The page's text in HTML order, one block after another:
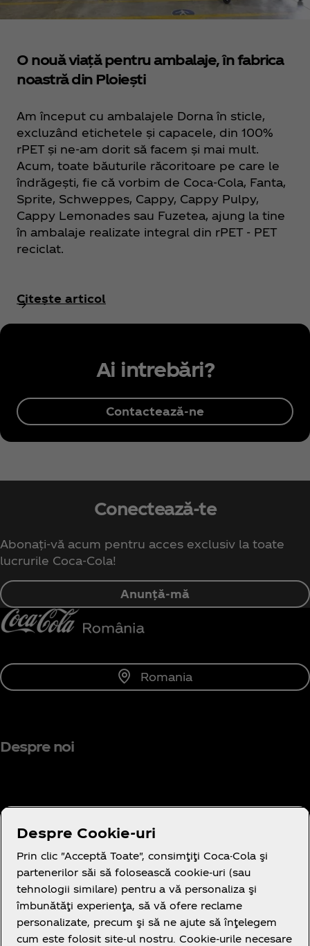
O nouă viață pentru ambalaje, în fabrica
noastră din Ploiești
Am început cu ambalajele Dorna în sticle,
excluzând etichetele și capacele, din 100%
rPET și ne-am dorit să facem și mai mult.
Acum, toate băuturile răcoritoare pe care le
îndrăgești, fie că vorbim de Coca‑Cola, Fanta,
Sprite, Schweppes, Cappy, Cappy Pulpy,
Cappy Lemonades sau Fuzetea, ajung la tine
în ambalaje realizate integral din rPET - PET
reciclat.
Citește articol
Ai intrebări?
Contactează-ne
Conectează-te
Abonați-vă acum pentru acces exclusiv la toate
lucrurile Coca‑Cola!
Anunță-mă
Romania
Despre noi
Aveți nevoie de ajutor?
Legal
Despre Cookie-uri
Prin clic "Acceptă Toate", consimţiţi Coca-Cola şi
partenerilor săi să folosească cookie-uri (sau
tehnologii similare) pentru a vă personaliza şi
îmbunătăţi experienţa, să vă ofere reclame
personalizate, precum şi să ne ajute să înţelegem
cum este folosit site-ul nostru. Cookie-urile necesare